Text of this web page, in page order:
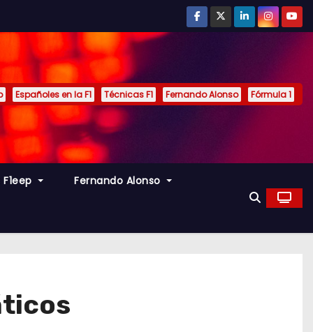
Españoles en la F1 Técnicas F1 Fernando Alonso Fórmula 1
Fernando Alonso